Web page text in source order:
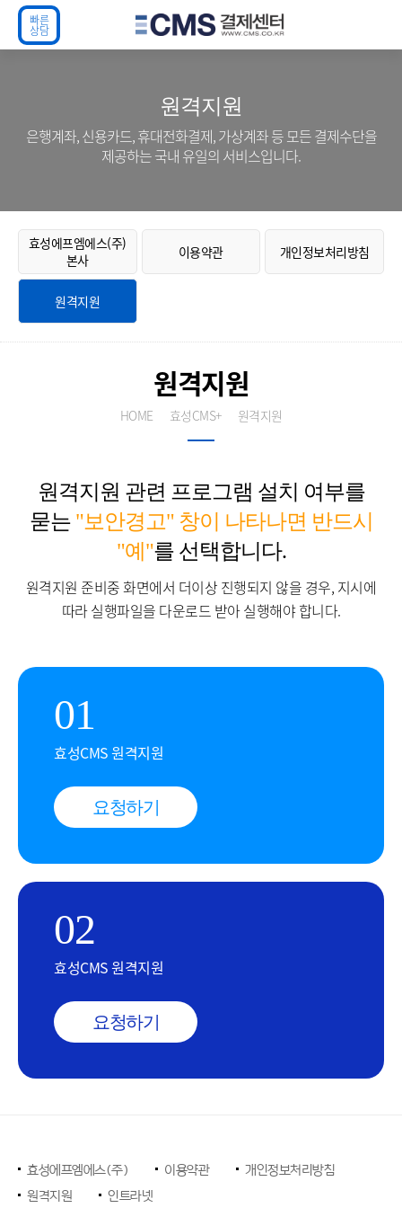
빠 른
상 담
원격지원
은행계좌, 신용카드, 휴대전화결제, 가상계좌 등 모든 결제수단을
제공하는 국내 유일의 서비스입니다.
효성에프엠에스(주)
본사
이용약관 개인정보처리방침
원격지원
원격지원
HOME 효성CMS+ 원격지원
원격지원 관련 프로그램 설치 여부를
묻는 "보안경고" 창이 나타나면 반드시
"예"를 선택합니다.
원격지원 준비중 화면에서 더이상 진행되지 않을 경우, 지시에
따라 실행파일을 다운로드 받아 실행해야 합니다.
01
효성CMS 원격지원
요청하기
02
효성CMS 원격지원
요청하기
효성에프엠에스(주) 이용약관
개인정보처리방침
원격지원
인트라넷